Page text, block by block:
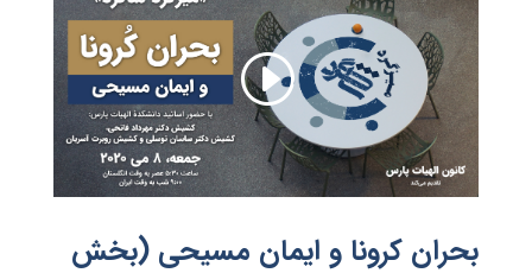
بحران کرونا و ایمان مسیحی (بخش